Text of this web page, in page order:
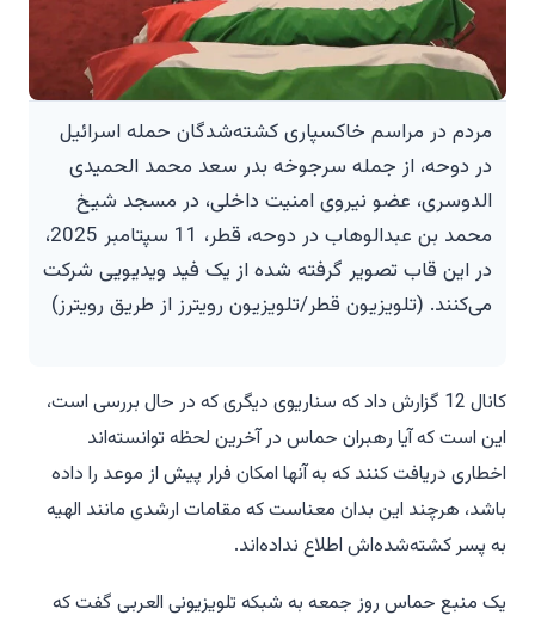
مردم در مراسم خاکسپاری کشته‌شدگان حمله اسرائیل
در دوحه، از جمله سرجوخه بدر سعد محمد الحمیدی
الدوسری، عضو نیروی امنیت داخلی، در مسجد شیخ
محمد بن عبدالوهاب در دوحه، قطر، 11 سپتامبر 2025،
در این قاب تصویر گرفته شده از یک فید ویدیویی شرکت
می‌کنند. (تلویزیون قطر/تلویزیون رویترز از طریق رویترز)
کانال 12 گزارش داد که سناریوی دیگری که در حال بررسی است،
این است که آیا رهبران حماس در آخرین لحظه توانسته‌اند
اخطاری دریافت کنند که به آنها امکان فرار پیش از موعد را داده
باشد، هرچند این بدان معناست که مقامات ارشدی مانند الهیه
به پسر کشته‌شده‌اش اطلاع نداده‌اند.
یک منبع حماس روز جمعه به شبکه تلویزیونی العربی گفت که